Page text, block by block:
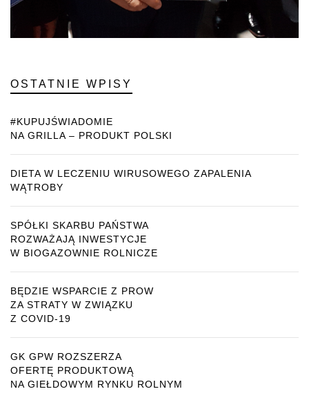
OSTATNIE WPISY
#KUPUJŚWIADOMIE
NA GRILLA – PRODUKT POLSKI
DIETA W LECZENIU WIRUSOWEGO ZAPALENIA
WĄTROBY
SPÓŁKI SKARBU PAŃSTWA
ROZWAŻAJĄ INWESTYCJE
W BIOGAZOWNIE ROLNICZE
BĘDZIE WSPARCIE Z PROW
ZA STRATY W ZWIĄZKU
Z COVID-19
GK GPW ROZSZERZA
OFERTĘ PRODUKTOWĄ
NA GIEŁDOWYM RYNKU ROLNYM